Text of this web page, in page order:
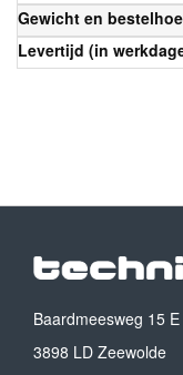
Baardmeesweg 15 E
3898 LD Zeewolde